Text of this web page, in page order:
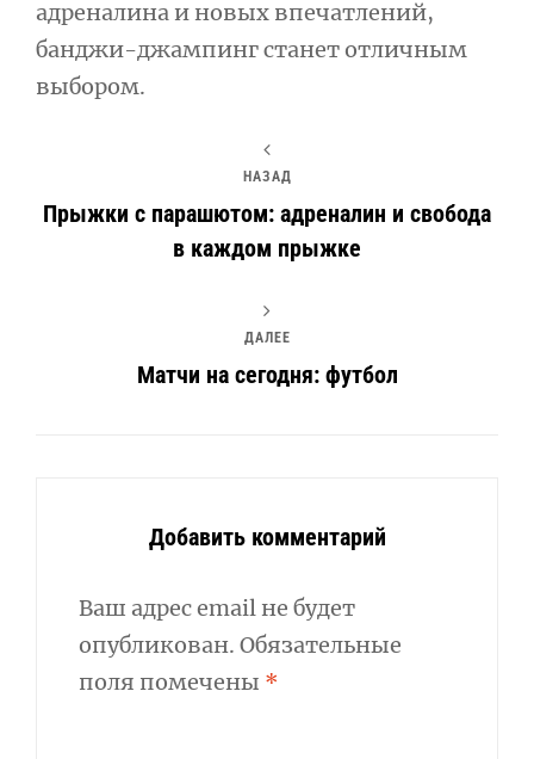
адреналина и новых впечатлений,
банджи-джампинг станет отличным
выбором.
НАЗАД
Прыжки с парашютом: адреналин и свобода
в каждом прыжке
ДАЛЕЕ
Матчи на сегодня: футбол
Добавить комментарий
Ваш адрес email не будет
опубликован. Обязательные
поля помечены *